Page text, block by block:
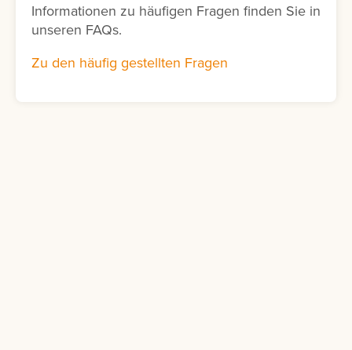
Informationen zu häufigen Fragen finden Sie in
unseren FAQs.
Zu den häufig gestellten Fragen